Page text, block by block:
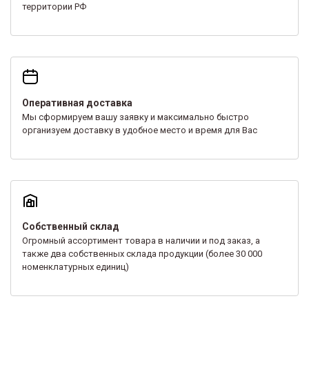
территории РФ
Оперативная доставка
Мы сформируем вашу заявку и максимально быстро
организуем доставку в удобное место и время для Вас
Собственный склад
Огромный ассортимент товара в наличии и под заказ, а
также два собственных склада продукции (более 30 000
номенклатурных единиц)